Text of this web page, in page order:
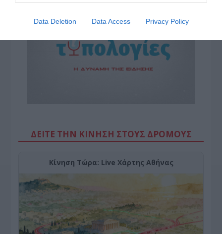
Data Deletion Data Access Privacy Policy
ΔΕΙΤΕ ΤΗΝ ΚΙΝΗΣΗ ΣΤΟΥΣ ΔΡΌΜΟΥΣ
Κίνηση Τώρα: Live Χάρτης Αθήνας